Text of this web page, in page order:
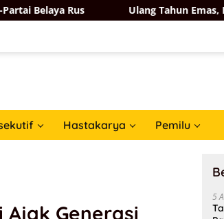
Ulang Tahun Emas, Bahlil
Hastakarya Pemilu
Generasi
5